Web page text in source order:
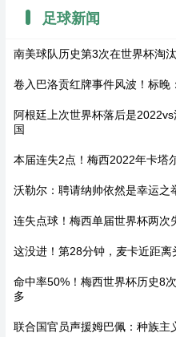
足球新闻
南美球队历史第3次在世界杯淘
卷入巴洛贡红牌事件风波！标晚
阿根廷上次世界杯落后是
国
本届连失2点！梅西2022年卡塔
沃勒尔：聘请纳帅依然是幸运之
连失点球！梅西单届世界杯两次
这没进！第28分钟，麦卡近距离
命中率50%！梅西世界杯历史8
多
联合国官员声援姆巴佩：种族主